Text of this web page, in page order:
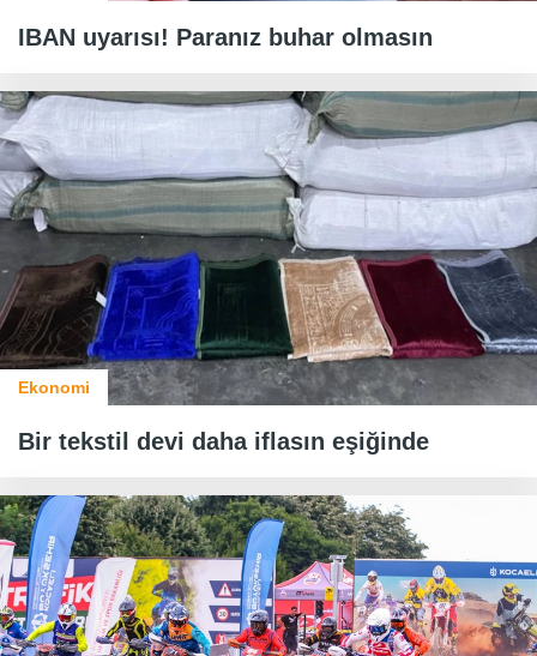
IBAN uyarısı! Paranız buhar olmasın
Ekonomi
Bir tekstil devi daha iflasın eşiğinde